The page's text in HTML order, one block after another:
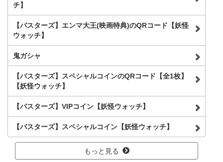
チ】
【バスターズ】エンマ大王(映画特典)のQRコード【妖怪
ウォッチ】
鬼ガシャ
【バスターズ】スペシャルコインのQRコード【全1枚】
【妖怪ウォッチ】
【バスターズ】VIPコイン【妖怪ウォッチ】
【バスターズ】スペシャルコイン【妖怪ウォッチ】
もっと見る